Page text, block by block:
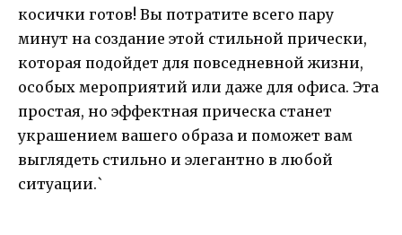
косички готов! Вы потратите всего пару
минут на создание этой стильной прически,
которая подойдет для повседневной жизни,
особых мероприятий или даже для офиса. Эта
простая, но эффектная прическа станет
украшением вашего образа и поможет вам
выглядеть стильно и элегантно в любой
ситуации.`